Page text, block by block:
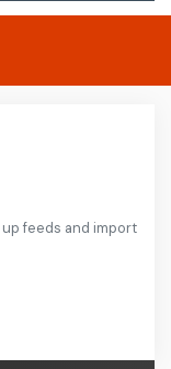
feeds and import